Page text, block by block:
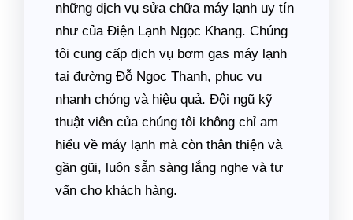
những dịch vụ sửa chữa máy lạnh uy tín
như của Điện Lạnh Ngọc Khang. Chúng
tôi cung cấp dịch vụ bơm gas máy lạnh
tại đường Đỗ Ngọc Thạnh, phục vụ
nhanh chóng và hiệu quả. Đội ngũ kỹ
thuật viên của chúng tôi không chỉ am
hiểu về máy lạnh mà còn thân thiện và
gần gũi, luôn sẵn sàng lắng nghe và tư
vấn cho khách hàng.